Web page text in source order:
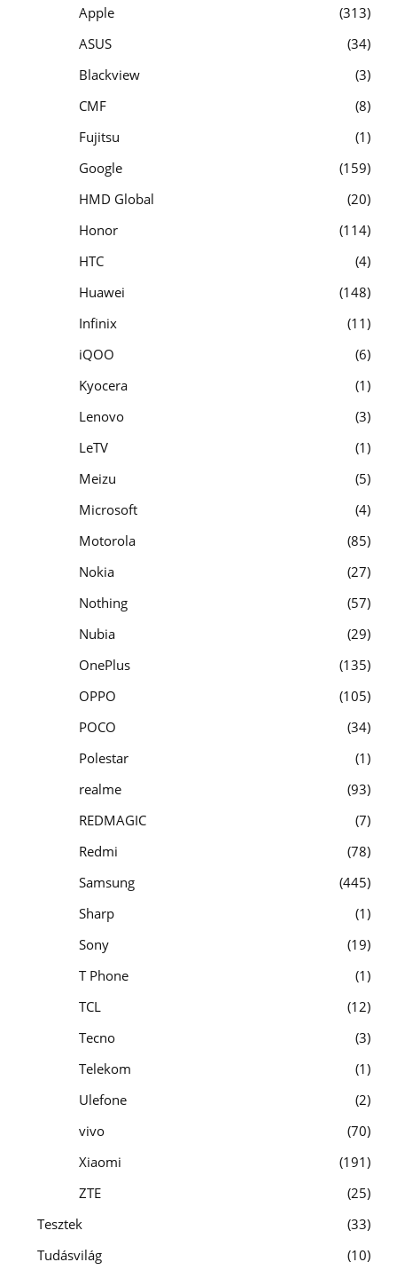
Apple
313
ASUS
34
Blackview
3
CMF
8
Fujitsu
1
Google
159
HMD Global
20
Honor
114
HTC
4
Huawei
148
Infinix
11
iQOO
6
Kyocera
1
Lenovo
3
LeTV
1
Meizu
5
Microsoft
4
Motorola
85
Nokia
27
Nothing
57
Nubia
29
OnePlus
135
OPPO
105
POCO
34
Polestar
1
realme
93
REDMAGIC
7
Redmi
78
Samsung
445
Sharp
1
Sony
19
T Phone
1
TCL
12
Tecno
3
Telekom
1
Ulefone
2
vivo
70
Xiaomi
191
ZTE
25
Tesztek
33
Tudásvilág
10